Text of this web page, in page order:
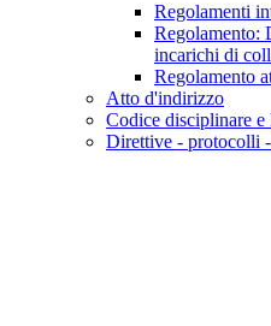
Regolamenti
Regolamento:
incarichi di
Regolamento
Atto d'indirizzo
Codice disciplinare
Direttive - protocolli